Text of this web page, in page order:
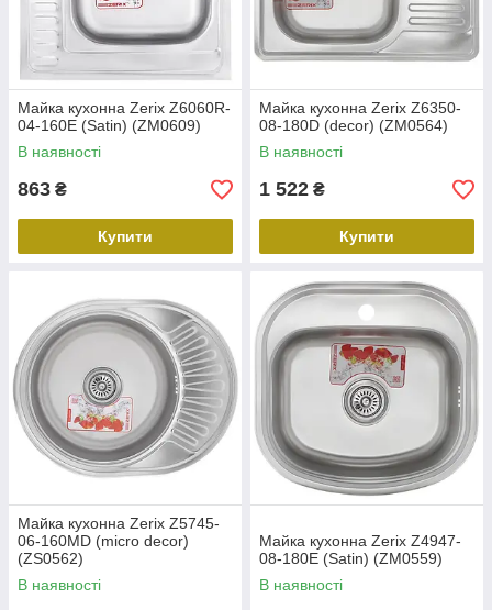
Майка кухонна Zerix Z6060R-
04-160E (Satin) (ZM0609)
В наявності
863 ₴
Купити
Майка кухонна Zerix Z6350-
08-180D (decor) (ZM0564)
В наявності
1 522 ₴
Купити
Майка кухонна Zerix Z5745-
06-160MD (micro decor)
(ZS0562)
В наявності
Майка кухонна Zerix Z4947-
08-180E (Satin) (ZM0559)
В наявності